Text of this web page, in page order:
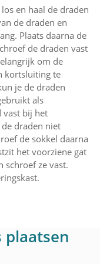
en haal de draden
de draden en
Plaats daarna de
de draden vast
om de
kortsluiting te
je de draden
als
vast bij het
draden niet
de sokkel daarna
het voorziene gat
schroef ze vast.
plaatsen